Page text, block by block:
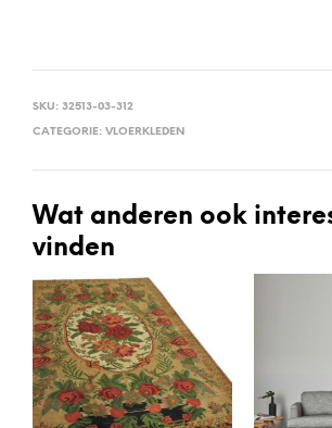
SKU: 32513-03-312
CATEGORIE: VLOERKLEDEN
Wat anderen ook
vinden